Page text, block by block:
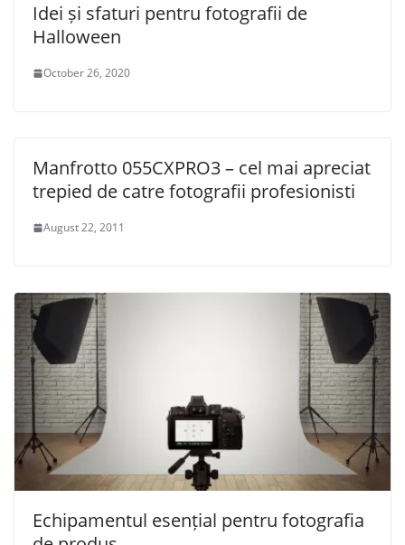
Idei și sfaturi pentru fotografii de
Halloween
October 26, 2020
Manfrotto 055CXPRO3 – cel mai apreciat
trepied de catre fotografii profesionisti
August 22, 2011
Echipamentul esențial pentru fotografia